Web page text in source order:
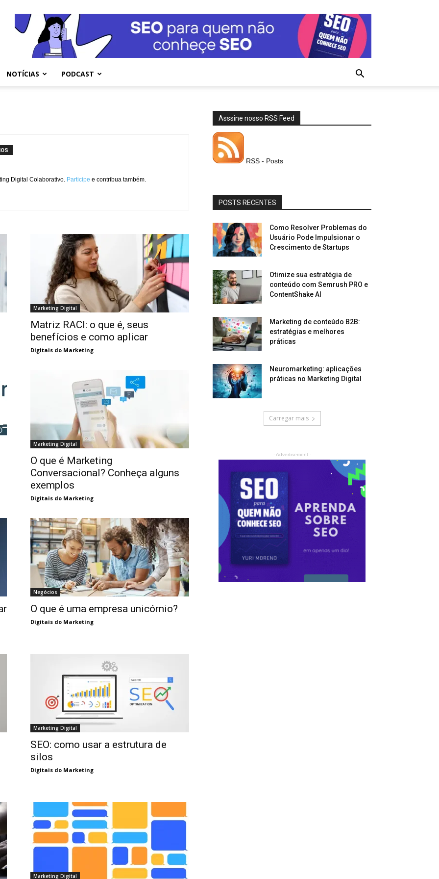
NOTÍCIAS PODCAST
Digital Colaborativo. Participe e contribua também.
Marketing Digital
Matriz RACI: o que é, seus
benefícios e como aplicar
Digitais do Marketing
Marketing Digital
O que é Marketing
Conversacional? Conheça alguns
exemplos
Digitais do Marketing
Negócios
O que é uma empresa unicórnio?
Digitais do Marketing
Marketing Digital
SEO: como usar a estrutura de
silos
Digitais do Marketing
Marketing Digital
Asssine nosso RSS Feed
RSS - Posts
POSTS RECENTES
Como Resolver Problemas do
Usuário Pode Impulsionar o
Crescimento de Startups
Otimize sua estratégia de
conteúdo com Semrush PRO e
ContentShake AI
Marketing de conteúdo B2B:
estratégias e melhores
práticas
Neuromarketing: aplicações
práticas no Marketing Digital
Carregar mais
- Advertisement -